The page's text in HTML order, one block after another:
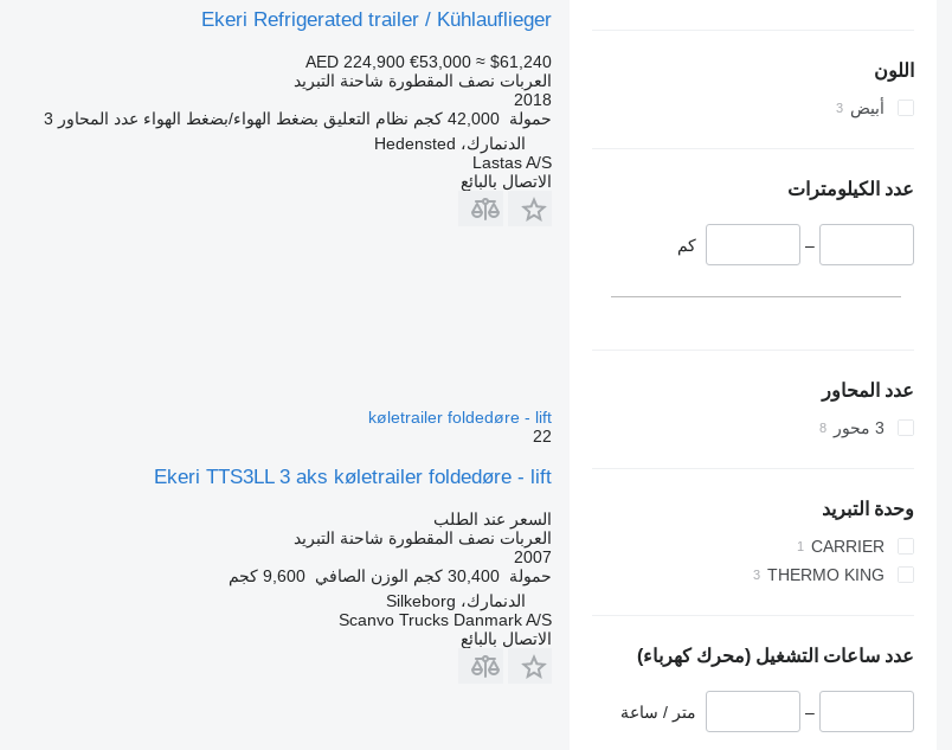
اللون
أبيض
عدد الكيلومترات
– كم
عدد المحاور
3 محور
وحدة التبريد
CARRIER
THERMO KING
عدد ساعات التشغيل (محرك كهرباء)
– متر / ساعة
Ekeri Refrigerated trailer / Kühlauflieger
AED 224,900 €53,000 ≈ $61,240
العربات نصف المقطورة شاحنة التبريد
2018
حمولة 42,000 كجم نظام التعليق بضغط الهواء/بضغط الهواء عدد المحاور 3
الدنمارك، Hedensted
Lastas A/S
الاتصال بالبائع
køletrailer foldedøre - lift
22
Ekeri TTS3LL 3 aks køletrailer foldedøre - lift
السعر عند الطلب
العربات نصف المقطورة شاحنة التبريد
2007
حمولة 30,400 كجم الوزن الصافي 9,600 كجم
الدنمارك، Silkeborg
Scanvo Trucks Danmark A/S
الاتصال بالبائع